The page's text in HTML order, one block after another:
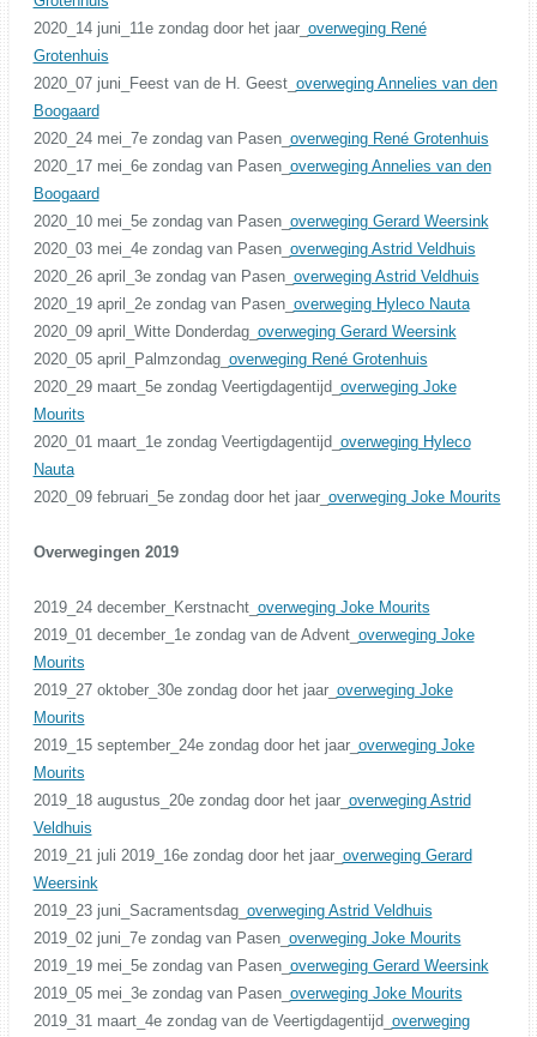
2020_14 juni_11e zondag door het jaar_ overweging René
Grotenhuis
2020_07 juni_Feest van de H. Geest_ overweging Annelies van den
Boogaard
2020_24 mei_7e zondag van Pasen_ overweging René Grotenhuis
2020_17 mei_6e zondag van Pasen_ overweging Annelies van den
Boogaard
2020_10 mei_5e zondag van Pasen_ overweging Gerard Weersink
2020_03 mei_4e zondag van Pasen_ overweging Astrid Veldhuis
2020_26 april_3e zondag van Pasen_ overweging Astrid Veldhuis
2020_19 april_2e zondag van Pasen_ overweging Hyleco Nauta
2020_09 april_Witte Donderdag_ overweging Gerard Weersink
2020_05 april_Palmzondag_ overweging René Grotenhuis
2020_29 maart_5e zondag Veertigdagentijd_ overweging Joke
Mourits
2020_01 maart_1e zondag Veertigdagentijd_ overweging Hyleco
Nauta
2020_09 februari_5e zondag door het jaar_ overweging Joke Mourits
Overwegingen 2019
2019_24 december_Kerstnacht_ overweging Joke Mourits
2019_01 december_1e zondag van de Advent_ overweging Joke
Mourits
2019_27 oktober_30e zondag door het jaar_ overweging Joke
Mourits
2019_15 september_24e zondag door het jaar_ overweging Joke
Mourits
2019_18 augustus_20e zondag door het jaar_ overweging Astrid
Veldhuis
2019_21 juli 2019_16e zondag door het jaar_ overweging Gerard
Weersink
2019_23 juni_Sacramentsdag_ overweging Astrid Veldhuis
2019_02 juni_7e zondag van Pasen_ overweging Joke Mourits
2019_19 mei_5e zondag van Pasen_ overweging Gerard Weersink
2019_05 mei_3e zondag van Pasen_ overweging Joke Mourits
2019_31 maart_4e zondag van de Veertigdagentijd_ overweging